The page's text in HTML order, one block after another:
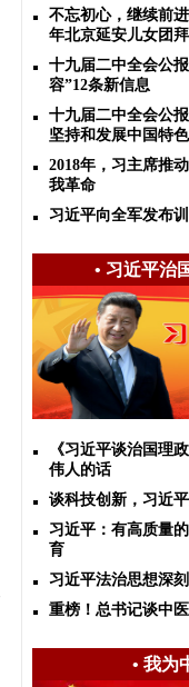
不忘初心，继续前
年北京延安儿女团
十九届二中全会公
容”12条新信息
十九届二中全会公
坚持和发展中国特
2018年，习主席推
我革命
习近平向全军发布
• 习近平治
《习近平谈治国理
伟人的话
谈科技创新，习近
习近平：有高质量
育
习近平法治思想深
重榜！总书记谈中
• 我为